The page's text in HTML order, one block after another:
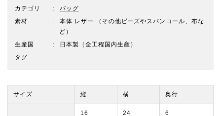
カテゴリ
バッグ
素材
本体 レザー （その他ビーズやスパンコール、布な
ど）
生産国
日本製（全工程国内生産）
タグ
サイズ 縦 横 奥行
16 24 6